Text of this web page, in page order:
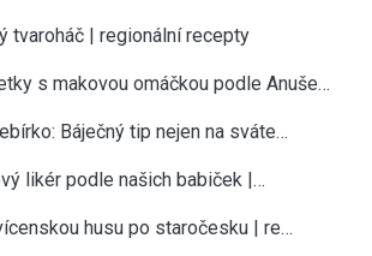
tvaroháč | regionální recepty
s makovou omáčkou podle Anuše…
Báječný tip nejen na sváte…
likér podle našich babiček |…
husu po staročesku | re…